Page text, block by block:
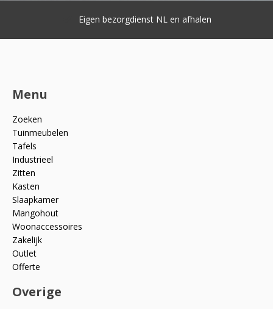
Eigen bezorgdienst NL en afhalen
Menu
Zoeken
Tuinmeubelen
Tafels
Industrieel
Zitten
Kasten
Slaapkamer
Mangohout
Woonaccessoires
Zakelijk
Outlet
Offerte
Overige